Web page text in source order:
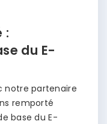
:
du E-
notre partenaire
remporté
base du E-